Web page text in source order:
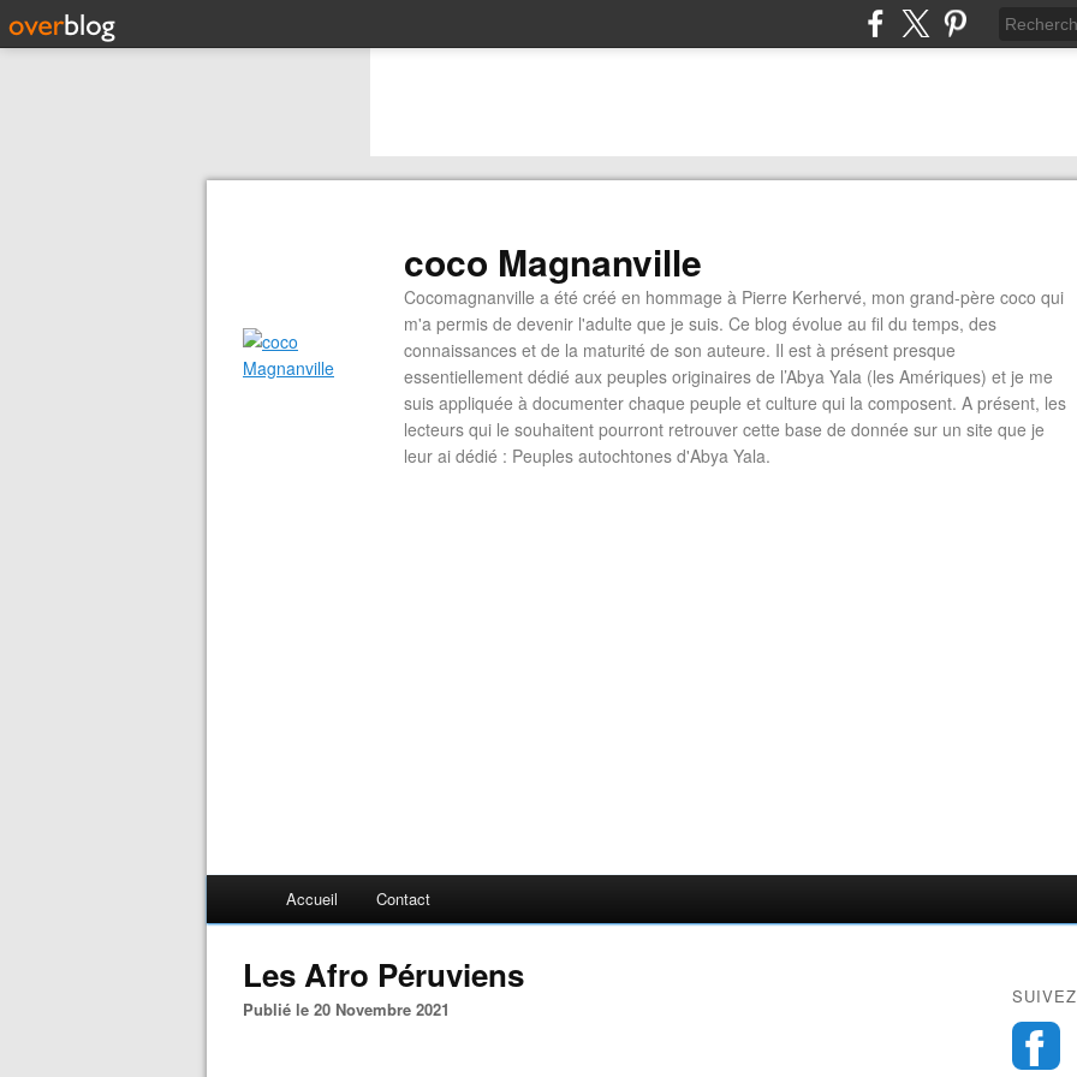
coco Magnanville
Cocomagnanville a été créé en hommage à Pierre Kerhervé, mon grand-père coco qui
m'a permis de devenir l'adulte que je suis. Ce blog évolue au fil du temps, des
connaissances et de la maturité de son auteure. Il est à présent presque
essentiellement dédié aux peuples originaires de l’Abya Yala (les Amériques) et je me
suis appliquée à documenter chaque peuple et culture qui la composent. A présent, les
lecteurs qui le souhaitent pourront retrouver cette base de donnée sur un site que je
leur ai dédié : Peuples autochtones d'Abya Yala.
Accueil Contact
Les Afro Péruviens
Publié le 20 Novembre 2021